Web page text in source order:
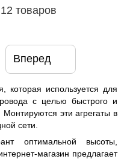
товаров
Вперед
которая используется для
с целью быстрого и
эти агрегаты в
сети.
оптимальной высоты,
магазин предлагает